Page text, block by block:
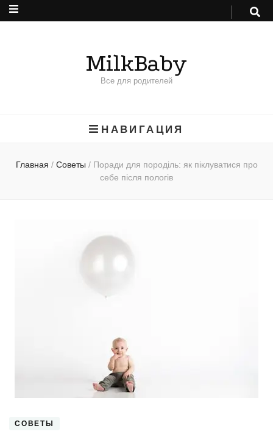
MilkBaby
Все для родителей
НАВИГАЦИЯ
Главная / Советы / Поради для породіль: як піклуватися про
себе після пологів
СОВЕТЫ